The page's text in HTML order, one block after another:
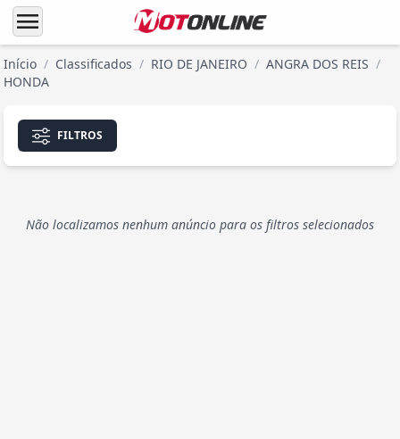
menu
Início / Classificados / RIO DE JANEIRO / ANGRA DOS REIS /
HONDA
FILTROS
Não localizamos nenhum anúncio para os filtros selecionados